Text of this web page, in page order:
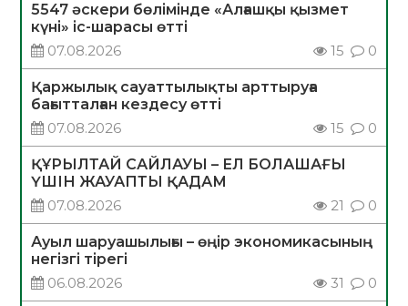
5547 әскери бөлімінде «Алғашқы қызмет
күні» іс-шарасы өтті
07.08.2026
15 0
Қаржылық сауаттылықты арттыруға
бағытталған кездесу өтті
07.08.2026
15 0
ҚҰРЫЛТАЙ САЙЛАУЫ – ЕЛ БОЛАШАҒЫ
ҮШІН ЖАУАПТЫ ҚАДАМ
07.08.2026
21 0
Ауыл шаруашылығы – өңір экономикасының
негізгі тірегі
06.08.2026
31 0